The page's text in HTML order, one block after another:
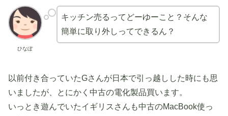
ひなぼ
キッチン売るってどーゆーこと？そんな
簡単に取り外しってできるん？
以前付き合っていたGさんが日本で引っ越しした時にも思
いましたが、とにかく中古の電化製品買います。
いっとき遊んでいたイギリスさんも中古のMacBook使っ